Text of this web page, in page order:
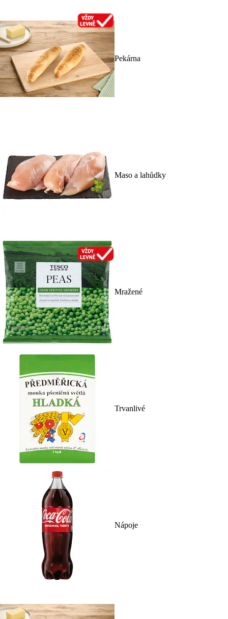
Pekárna
Maso a lahůdky
Mražené
Trvanlivé
Nápoje